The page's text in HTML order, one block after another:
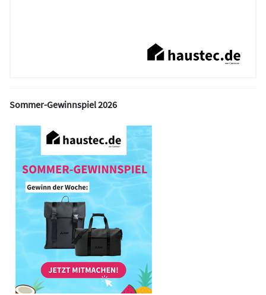
Sommer-Gewinnspiel 2026